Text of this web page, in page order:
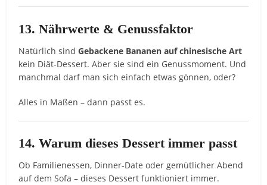
13. Nährwerte & Genussfaktor
Natürlich sindGebackene Bananen auf chinesische Art
kein Diät-Dessert. Aber sie sind ein Genussmoment. Und
manchmal darf man sich einfach etwas gönnen, oder?
Alles in Maßen – dann passt es.
14. Warum dieses Dessert immer passt
Ob Familienessen, Dinner-Date oder gemütlicher Abend
auf dem Sofa – dieses Dessert funktioniert immer.